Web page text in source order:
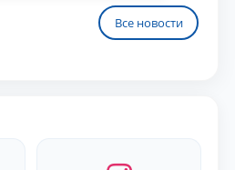
Все новости